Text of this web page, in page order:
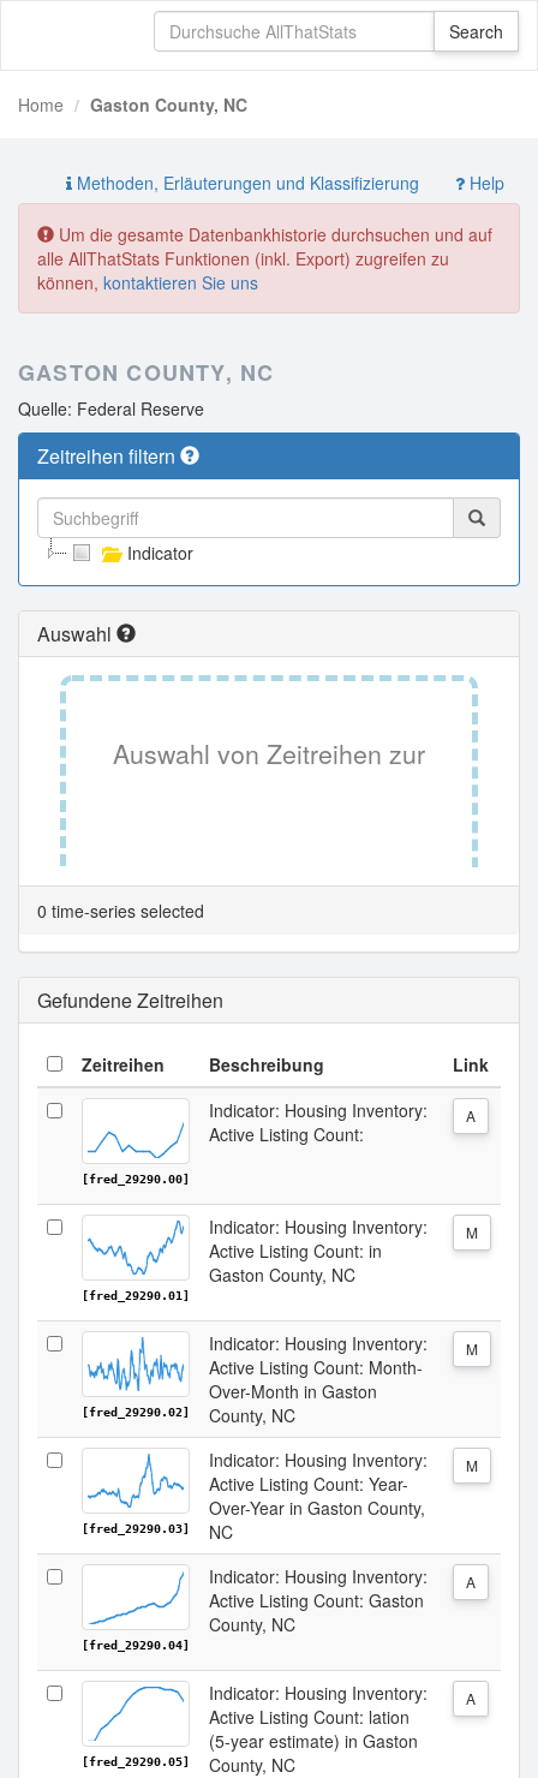
Home Gaston County, NC
Methoden, Erläuterungen und Klassifizierung Help
Um die gesamte Datenbankhistorie durchsuchen und auf
alle AllThatStats Funktionen (inkl. Export) zugreifen zu
können, kontaktieren Sie uns
GASTON COUNTY, NC
Quelle: Federal Reserve
Zeitreihen filtern
Indicator
Auswahl
Auswahl von Zeitreihen zur
Tabellenansicht.
0 time-series selected
Gefundene Zeitreihen
Zeitreihen Beschreibung Link
[fred_29290.00]
Indicator: Housing Inventory:
Active Listing Count:
A
[fred_29290.01]
Indicator: Housing Inventory:
Active Listing Count: in
Gaston County, NC
M
[fred_29290.02]
Indicator: Housing Inventory:
Active Listing Count: Month-
Over-Month in Gaston
County, NC
M
[fred_29290.03]
Indicator: Housing Inventory:
Active Listing Count: Year-
Over-Year in Gaston County,
NC
M
[fred_29290.04]
Indicator: Housing Inventory:
Active Listing Count: Gaston
County, NC
A
[fred_29290.05]
Indicator: Housing Inventory:
Active Listing Count: lation
(5-year estimate) in Gaston
County, NC
A